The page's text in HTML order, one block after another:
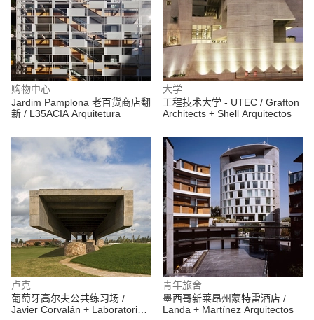
购物中心
Jardim Pamplona 老百货商店翻
新 / L35ACIA Arquitetura
大学
工程技术大学 - UTEC / Grafton
Architects + Shell Arquitectos
卢克
葡萄牙高尔夫公共练习场 /
Javier Corvalán + Laboratorio
青年旅舍
墨西哥新莱昂州蒙特雷酒店 /
Landa + Martínez Arquitectos